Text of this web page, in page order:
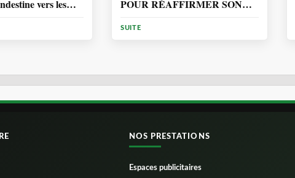
vers les
POUR RÉAFFIRMER SON
MATIÈRE DE PROTECTION
SUITE
NOS PRESTATIONS
Espaces publicitaires